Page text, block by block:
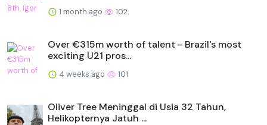
1 month ago 102
Over €315m worth of talent - Brazil's most
exciting U21 pros...
4 weeks ago 101
Oliver Tree Meninggal di Usia 32 Tahun,
Helikopternya Jatuh ...